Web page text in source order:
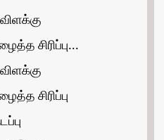
சிரிப்பு...
சிரிப்பு